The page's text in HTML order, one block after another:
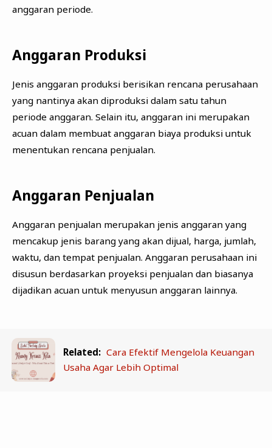
anggaran periode.
Anggaran Produksi
Jenis anggaran produksi berisikan rencana perusahaan
yang nantinya akan diproduksi dalam satu tahun
periode anggaran. Selain itu, anggaran ini merupakan
acuan dalam membuat anggaran biaya produksi untuk
menentukan rencana penjualan.
Anggaran Penjualan
Anggaran penjualan merupakan jenis anggaran yang
mencakup jenis barang yang akan dijual, harga, jumlah,
waktu, dan tempat penjualan. Anggaran perusahaan ini
disusun berdasarkan proyeksi penjualan dan biasanya
dijadikan acuan untuk menyusun anggaran lainnya.
Related: Cara Efektif Mengelola Keuangan
Usaha Agar Lebih Optimal